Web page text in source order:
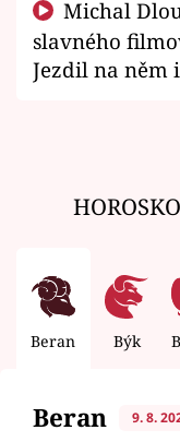
slavného
Jezdil na něm
Beran Býk
Beran 9. 8.